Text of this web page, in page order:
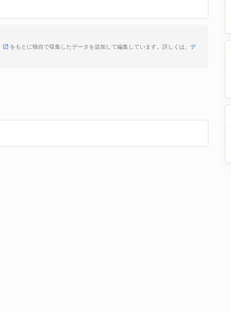
をもとに独自で収集したデータを追加して編集しています。詳しくは、 デ